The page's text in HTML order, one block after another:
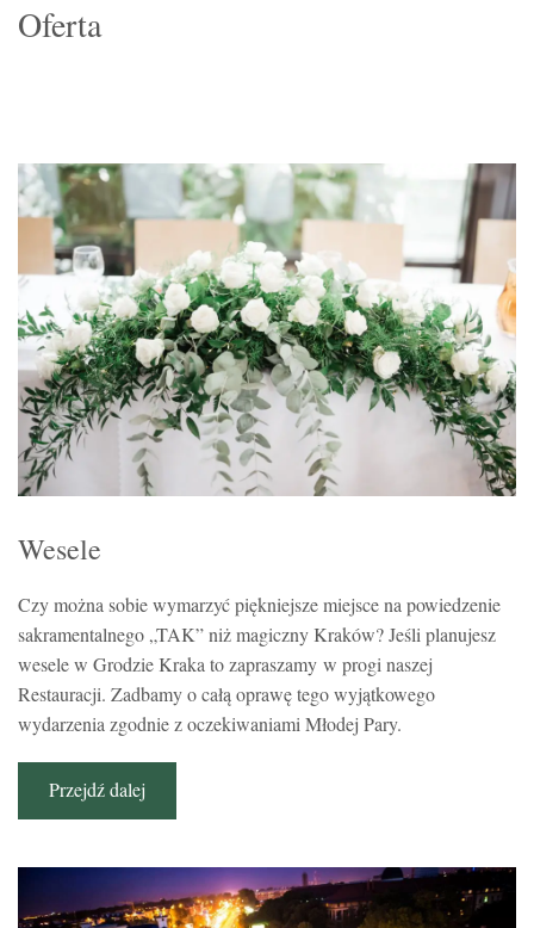
Oferta
Wesele
Czy można sobie wymarzyć piękniejsze miejsce na powiedzenie
sakramentalnego „TAK” niż magiczny Kraków? Jeśli planujesz
wesele w Grodzie Kraka to zapraszamy w progi naszej
Restauracji. Zadbamy o całą oprawę tego wyjątkowego
wydarzenia zgodnie z oczekiwaniami Młodej Pary.
Przejdź dalej